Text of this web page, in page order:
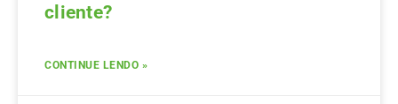
cliente?
CONTINUE LENDO »